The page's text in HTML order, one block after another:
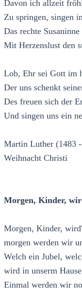
Davon ich allzeit
Zu springen, singen
Das rechte Susaninne
Mit Herzenslust den
Lob, Ehr sei Gott im
Der uns schenkt
Des freuen sich der
Und singen uns ein
Martin Luther (1483
Weihnacht Christi
Morgen, Kinder,
Morgen, Kinder,
morgen werden wir
Welch ein Jubel,
wird in unserm
Einmal werden wir